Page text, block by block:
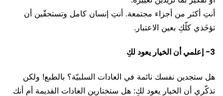
أنتِ أكثر من أجزاء مجتمعة. أنتِ إنسان كامل وتستحقّين أن
تؤخَذي كلّكِ بعين الاعتبار.
3- إعلمي أن الخيار يعود لكِ
هل ستجدين نفسك نائمة في العادات السلبيّة؟ بالطبع! ولكن
تذكّري أن الخيار يعود لكِ: هل ستختارين العادات القديمة أم أنك